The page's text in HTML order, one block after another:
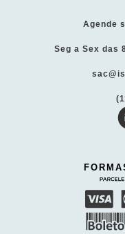
Agende
Seg a Sex das